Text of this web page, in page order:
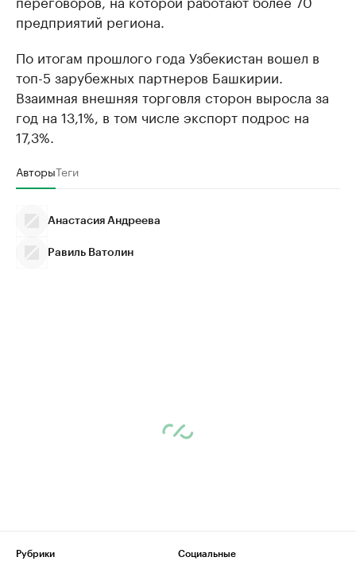
предприятий региона.
По итогам прошлого года Узбекистан вошел в
топ-5 зарубежных партнеров Башкирии.
Взаимная внешняя торговля сторон выросла за
год на 13,1%, в том числе экспорт подрос на
17,3%.
АвторыТеги
Анастасия Андреева
Равиль Ватолин
Рубрики
Социальные